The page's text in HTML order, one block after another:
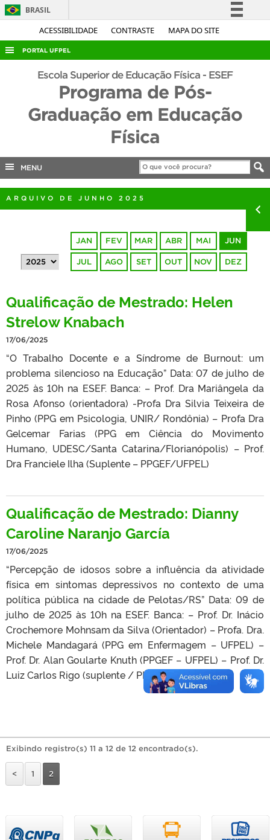
ACESSIBILIDADE CONTRASTE MAPA DO SITE
BRASIL
Simplifique!
Acesso à informação
Legislação
Canais
PORTAL UFPEL
ACESSO À INFORMAÇÃO
COBALTO
Escola Superior de Educação Física - ESEF
Programa de Pós-
Graduação em Educação
Física
MENU
ARQUIVO DE JUNHO 2025
JAN FEV MAR ABR MAI JUN
JUL AGO SET OUT NOV DEZ
Qualificação de Mestrado: Helen
Strelow Knabach
17/06/2025
“O Trabalho Docente e a Síndrome de Burnout: um
problema silencioso na Educação” Data: 07 de julho de
2025 às 10h na ESEF. Banca: – Prof. Dra Mariângela da
Rosa Afonso (orientadora) -Profa Dra Silvia Teixeira de
Pinho (PPG em Psicologia, UNIR/ Rondônia) – Profa Dra
Gelcemar Farias (PPG em Ciência do Movimento
Humano, UDESC/Santa Catarina/Florianópolis) – Prof.
Dra Franciele Ilha (Suplente – PPGEF/UFPEL)
Qualificação de Mestrado: Dianny
Caroline Naranjo García
17/06/2025
“Percepção de idosos sobre a influência da atividade
física em sintomas depressivos no contexto de uma
política pública na cidade de Pelotas/RS” Data: 09 de
julho de 2025 às 10h na ESEF. Banca: – Prof. Dr. Inácio
Crochemore Mohnsam da Silva (Orientador) – Profa. Dra.
Michele Mandagará (PPG em Enfermagem – UFPEL) –
Prof. Dr. Alan Goularte Knuth (PPGEF – UFPEL) – Prof. Dr.
Luiz Carlos Rigo (suplente / PPGEF – UFPEL)
Exibindo registro(s) 11 a 12 de 12 encontrado(s).
< 1 2